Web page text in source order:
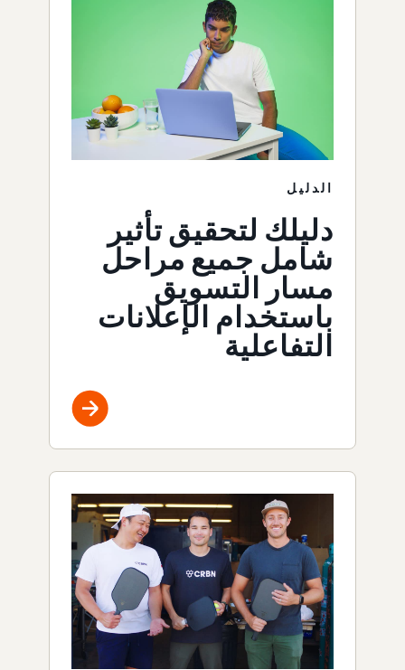
الدليل
دليلك لتحقيق تأثير
شامل جميع مراحل
مسار التسويق
باستخدام الإعلانات
التفاعلية